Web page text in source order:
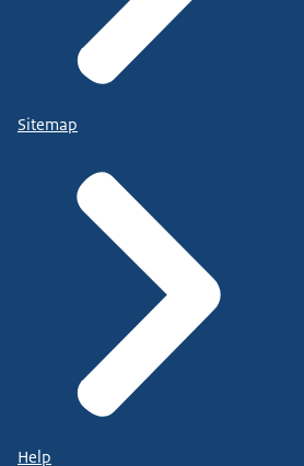
Sitemap
Help